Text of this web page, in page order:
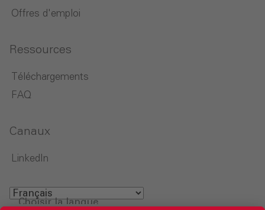
Offres d'emploi
Ressources
Téléchargements
FAQ
Canaux
LinkedIn
Choisir la langue